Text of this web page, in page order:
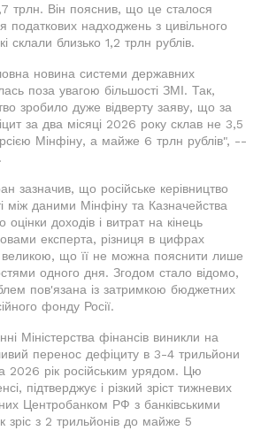
трлн. Він пояснив, що це сталося
податкових надходжень з цивільного
склали близько 1,2 трлн рублів.
новина системи державних
поза увагою більшості ЗМІ. Так,
зробило дуже відверту заяву, що за
за два місяці 2026 року склав не 3,5
Мінфіну, а майже 6 трлн рублів", --
зазначив, що російське керівництво
між даними Мінфіну та Казначейства
доходів і витрат на кінець
експерта, різниця в цифрах
великою, що її не можна пояснити лише
одного дня. Згодом стало відомо,
пов'язана із затримкою бюджетних
фонду Росії.
Міністерства фінансів виникли на
перенос дефіциту в 3-4 трильйони
2026 рік російським урядом. Цю
підтверджує і різкий зріст тижневих
Центробанком РФ з банківськими
зріс з 2 трильйонів до майже 5